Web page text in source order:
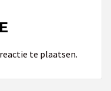
te plaatsen.